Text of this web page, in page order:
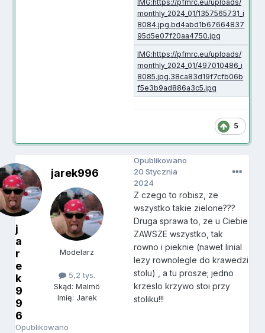
5
j
a
r
e
k
9
9
6
Opublikowano
jarek996
Modelarz
5,2 tys.
Skąd: Malmö
Imię: Jarek
Opublikowano
20 Stycznia
2024
Z czego to robisz, ze
wszystko takie zielone???
Druga sprawa to, ze u Ciebie
ZAWSZE wszystko, tak
rowno i pieknie (nawet linial
lezy rownolegle do krawedzi
stolu) , a tu prosze; jedno
krzeslo krzywo stoi przy
stoliku!!!